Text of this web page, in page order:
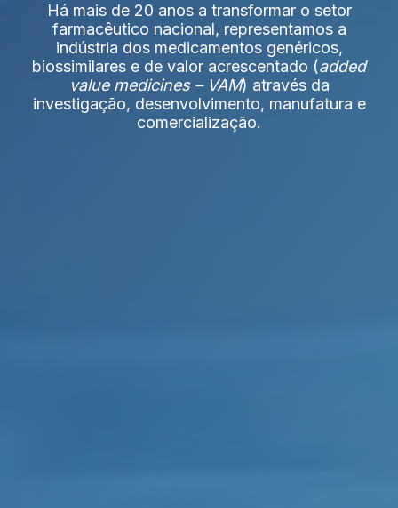
Há mais de 20 anos a transformar o setor
farmacêutico nacional, representamos a
indústria dos medicamentos genéricos,
biossimilares e de valor acrescentado (added
value medicines – VAM) através da
investigação, desenvolvimento, manufatura e
comercialização.